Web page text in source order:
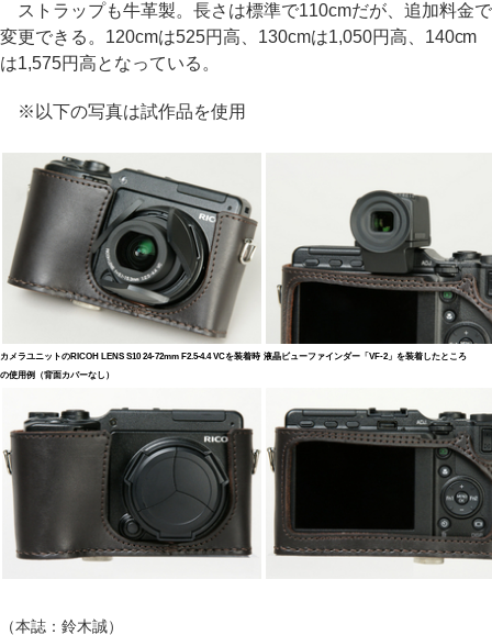
ストラップも牛革製。長さは標準で110cmだが、追加料金で
変更できる。120cmは525円高、130cmは1,050円高、140cm
は1,575円高となっている。
※以下の写真は試作品を使用
カメラユニットのRICOH LENS S10 24-72mm F2.5-4.4 VCを装着時
の使用例（背面カバーなし）
液晶ビューファインダー「VF-2」を装着したところ
（本誌：鈴木誠）